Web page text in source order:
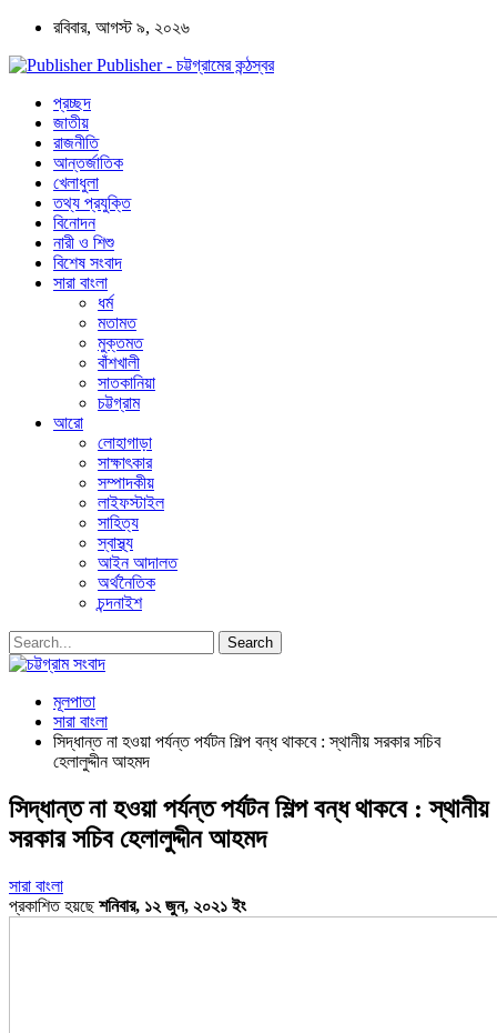
রবিবার, আগস্ট ৯, ২০২৬
Publisher - চট্টগ্রামের কন্ঠস্বর
প্রচ্ছদ
জাতীয়
রাজনীতি
আন্তর্জাতিক
খেলাধুলা
তথ্য প্রযুক্তি
বিনোদন
নারী ও শিশু
বিশেষ সংবাদ
সারা বাংলা
ধর্ম
মতামত
মুক্তমত
বাঁশখালী
সাতকানিয়া
চট্টগ্রাম
আরো
লোহাগাড়া
সাক্ষাৎকার
সম্পাদকীয়
লাইফস্টাইল
সাহিত্য
স্বাস্থ্য
আইন আদালত
অর্থনৈতিক
চন্দনাইশ
মূলপাতা
সারা বাংলা
সিদ্ধান্ত না হওয়া পর্যন্ত পর্যটন শিল্প বন্ধ থাকবে : স্থানীয় সরকার সচিব
হেলালুদ্দীন আহমদ
সিদ্ধান্ত না হওয়া পর্যন্ত পর্যটন শিল্প বন্ধ থাকবে : স্থানীয়
সরকার সচিব হেলালুদ্দীন আহমদ
সারা বাংলা
প্রকাশিত হয়ছেশনিবার, ১২ জুন, ২০২১ ইং